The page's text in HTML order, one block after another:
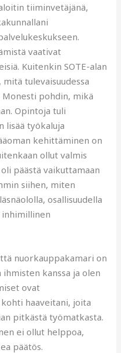
tiiminvetäjänä,
vaativat
Kuitenkin SOTE-alan
tulevaisuudessa
pohdin, mikä
Opintoja tuli
lisää työkaluja
kehittäminen on
ollut valmis
päästä vaikuttamaan
siihen, miten
osallisuudella
inhimillinen
nuorkauppakamari on
kanssa ja olen
ovat
haaveitani, joita
pitkästä työmatkasta.
ei ollut helppoa,
päätös.